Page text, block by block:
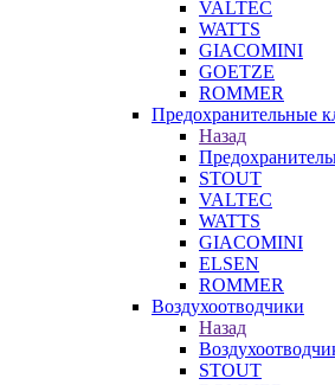
VALTEC
WATTS
GIACOMINI
GOETZE
ROMMER
Предохранительные
Назад
STOUT
VALTEC
WATTS
GIACOMINI
ELSEN
ROMMER
Воздухоотводчики
Назад
STOUT